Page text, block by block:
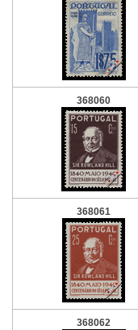
368060
368061
368062